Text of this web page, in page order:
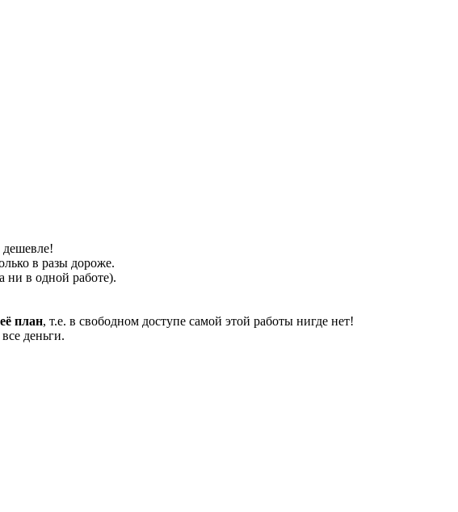
дешевле!
в разы дороже.
ни в одной работе).
план, т.е. в свободном доступе самой этой работы нигде нет!
деньги.